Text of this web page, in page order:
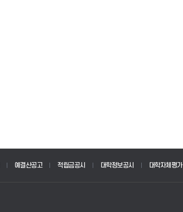
예결산공고 적립금공시 대학정보공시 대학자체평가